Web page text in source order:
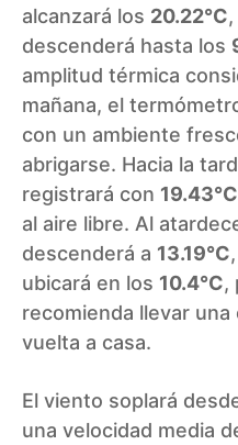
alcanzará los 20.22°C
descenderá hasta los
amplitud térmica
mañana, el
con un ambiente
abrigarse. Hacia la
registrará con 19.43°C
al aire libre. Al
descenderá a 13.19°C
ubicará en los 10.4°C,
recomienda llevar
vuelta a casa.
El viento soplará
una velocidad media